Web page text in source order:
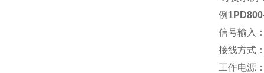
例1
信号输入
接线方式
工作电源